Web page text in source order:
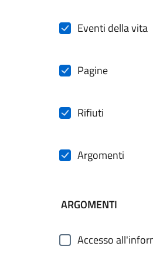
Eventi della vita
Pagine
Rifiuti
Argomenti
ARGOMENTI
Accesso